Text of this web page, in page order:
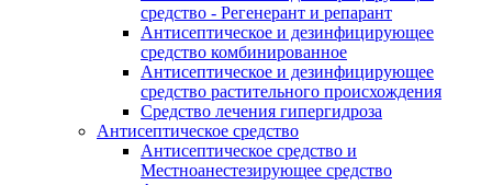
средство - Регенерант и репарант
Антисептическое и дезинфицирующее
средство комбинированное
Антисептическое и дезинфицирующее
средство растительного происхождения
Средство лечения гипергидроза
Антисептическое средство
Антисептическое средство и
Местноанестезирующее средство